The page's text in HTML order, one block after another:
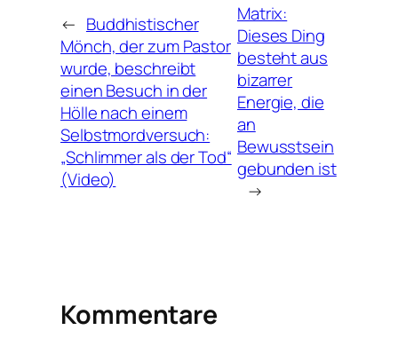
← Buddhistischer
Mönch, der zum Pastor
wurde, beschreibt
einen Besuch in der
Hölle nach einem
Selbstmordversuch:
„Schlimmer als der Tod“
(Video)
Matrix:
Dieses Ding
besteht aus
bizarrer
Energie, die
an
Bewusstsein
gebunden ist
→
Kommentare